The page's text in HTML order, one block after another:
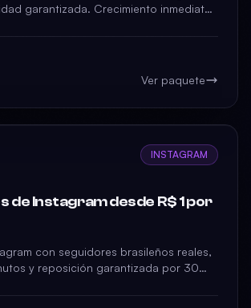
garantizada. Crecimiento inmediato
Ver paquete
INSTAGRAM
de Instagram desde R$ 1 por
con seguidores brasileños reales,
y reposición garantizada por 30